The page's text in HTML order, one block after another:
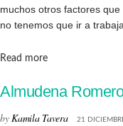
muchos otros factores
no tenemos que ir a
Read moreDetails
Almudena
byKamila Tavera 21